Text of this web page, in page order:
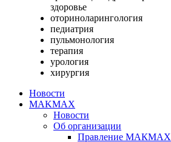
здоровье
оториноларингология
педиатрия
пульмонология
терапия
урология
хирургия
Новости
MAKMAX
Новости
Об организации
Правление МАКМАХ